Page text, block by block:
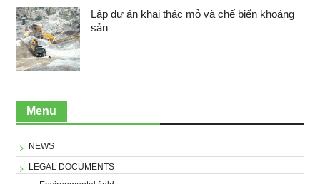
Lập dự án khai thác mỏ và chế biến khoáng
sản
Menu
NEWS
LEGAL DOCUMENTS